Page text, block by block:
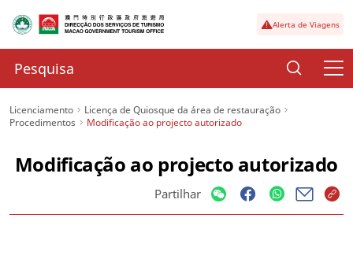
Alerta de Viagens
Licenciamento
Licença de Quiosque da área de restauração
Procedimentos
Modificação ao projecto autorizado
Modificação ao projecto autorizado
Partilhar